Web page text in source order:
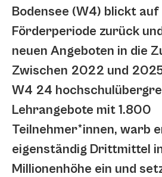
Bodensee (W4) blickt
Förderperiode zurück
neuen Angeboten in die
Zwischen 2022 und
W4 24
Lehrangebote mit 1.800
Teilnehmer*innen, warb
eigenständig Drittmittel
Millionenhöhe ein und